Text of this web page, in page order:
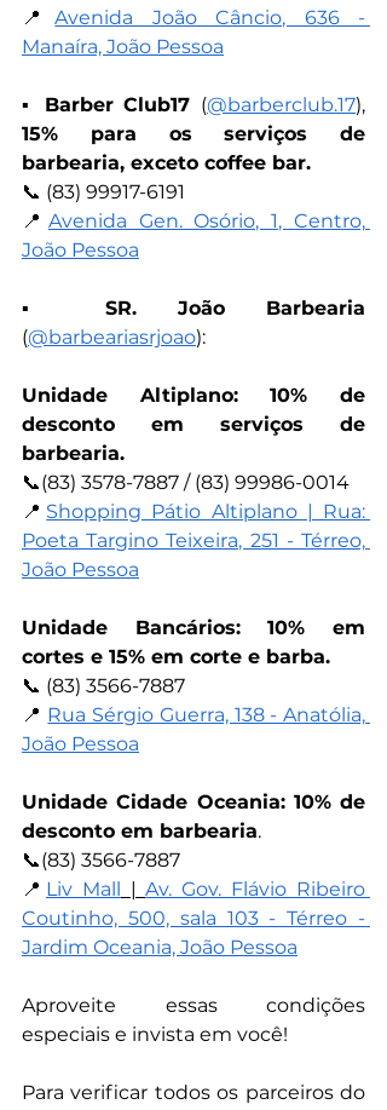
📍Avenida João Câncio, 636 -
Manaíra, João Pessoa
▪︎ Barber Club17 (@barberclub.17
15% para os serviços de
barbearia, exceto coffee bar.
📞 (83) 99917-6191
📍 Avenida Gen. Osório, 1, Centro,
João Pessoa
▪︎ SR. João Barbearia
(@barbeariasrjoao):
Unidade Altiplano: 10% de
desconto em serviços de
barbearia.
📞(83) 3578-7887 / (83) 99986-0014
📍 Shopping Pátio Altiplano | Rua:
Poeta Targino Teixeira, 251 - Térreo,
João Pessoa
Unidade Bancários: 10% em
cortes e 15% em corte e barba.
📞 (83) 3566-7887
📍 Rua Sérgio Guerra, 138 - Anatólia,
João Pessoa
Unidade Cidade Oceania: 10% de
desconto em barbearia.
📞(83) 3566-7887
📍 Liv Mall | Av. Gov. Flávio Ribeiro
Coutinho, 500, sala 103 - Térreo -
Jardim Oceania, João Pessoa
Aproveite essas condições
especiais e invista em você!
Para verificar todos os parceiros do